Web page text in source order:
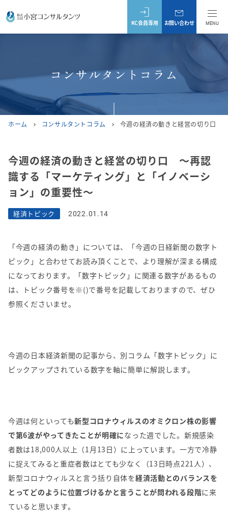
MENU
KC会員専用 お問い合わせ
コンサルタントコラム
ホーム chevron_right コンサルタントコラム chevron_right 今週の経済の動きと経営の切り口
今週の経済の動きと経営の切り口 ～再認
識する「マーケティング」と「イノベーシ
ョン」の重要性～
経済トピック 2022.01.14
「今週の経済の動き」については、「今週の日経新聞の数字ト
ピック」と合わせてお読み頂くことで、より理解が深まる構成
になっております。「数字トピック」に関連る数字があるもの
は、トピック番号を※()で番号を記載しておりますので、ぜひ
参照くださいませ。
今週の日本経済新聞の記事から、別コラム「数字トピック」に
ピックアップされている数字を軸に簡単に解説します。
今週は何といっても新型コロナウィルスのオミクロン株の影響
で第6波がやってきたことが明確になった週でした。新規感染
者数は18,000人以上（1 月 13 日）に上っています。一方で冷静
に捉えてみると重症者数はとても少なく（13 日時点221 人）、
新型コロナウィルスと言う括り自体を経済活動とのバランスを
とってどのように位置づけるかと言うことが問われる段階に来
ていると思います。